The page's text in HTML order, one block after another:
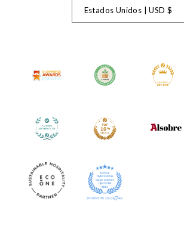
Estados Unidos | USD $